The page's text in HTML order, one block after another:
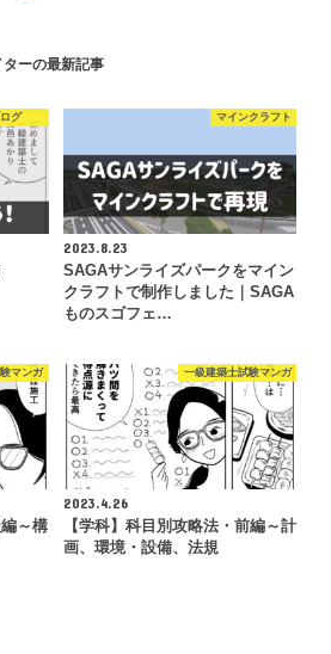
ターの最新記事
グ マインクラフト
2023.8.23
SAGAサンライズパークをマイン
クラフトで制作しました｜SAGA
ものスゴフェ…
マンガ
～構
一級建築士試験マンガ
2023.4.26
【学科】科目別攻略法・前編～計
画、環境・設備、法規